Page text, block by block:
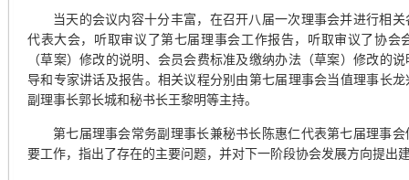
当天的会议内容十分丰富，在召开八届一次理事会并进行相
代表大会，听取审议了第七届理事会工作报告，听取审议了协会
（草案）修改的说明、会员会费标准及缴纳办法（草案）修改的
导和专家讲话及报告。相关议程分别由第七届理事会当值理事长
副理事长郭长城和秘书长王黎明等主持。
第七届理事会常务副理事长兼秘书长陈惠仁代表第七届理事
要工作，指出了存在的主要问题，并对下一阶段协会发展方向提出